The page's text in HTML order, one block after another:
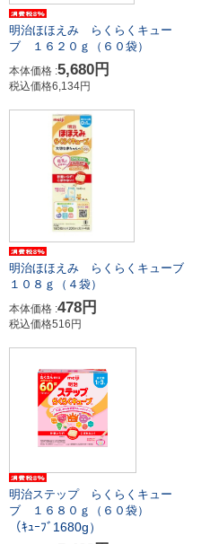
明治ほほえみ らくらくキュー
ブ １６２０ｇ（６０袋）
本体価格 :5,680円
税込価格6,134円
明治ほほえみ らくらくキューブ
１０８ｇ（４袋）
本体価格 :478円
税込価格516円
明治ステップ らくらくキュー
ブ １６８０ｇ（６０袋）
（ｷｭｰﾌﾞ1680g）